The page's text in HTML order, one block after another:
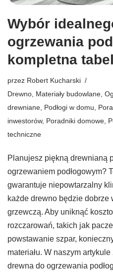
Wybór
ogrzewania
kompletna
przez Robert Kucharski
Drewno Materiały budowlane
drewniane Podłogi w domu
inwestorów, Poradniki domowe
techniczne
Planujesz piękną drewnianą
ogrzewaniem podłogowym?
gwarantuje niepowtarzalny
każde drewno będzie dobrze
grzewczą. Aby uniknąć
rozczarowań, takich jak
powstawanie szpar,
materiału. W naszym
drewna do ogrzewania